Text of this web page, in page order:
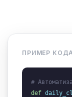
ПРИМЕР КОДА
#
def